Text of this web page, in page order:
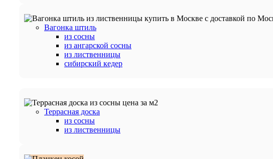
Вагонка штиль
из сосны
из ангарской сосны
из лиственницы
сибирский кедер
Террасная доска
из сосны
из лиственницы